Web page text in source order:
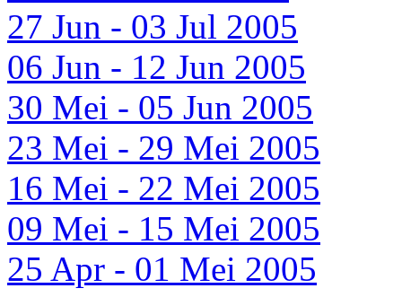
27 Jun - 03 Jul 2005
06 Jun - 12 Jun 2005
30 Mei - 05 Jun 2005
23 Mei - 29 Mei 2005
16 Mei - 22 Mei 2005
09 Mei - 15 Mei 2005
25 Apr - 01 Mei 2005